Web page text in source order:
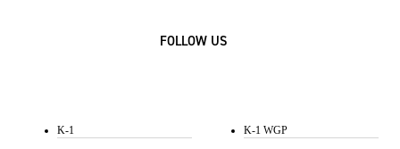
FOLLOW US
K-1 K-1 WGP